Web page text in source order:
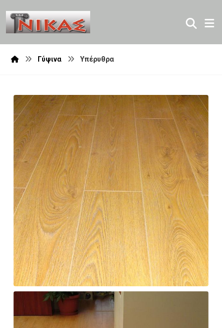
Γύψινα Υπέρυθρα